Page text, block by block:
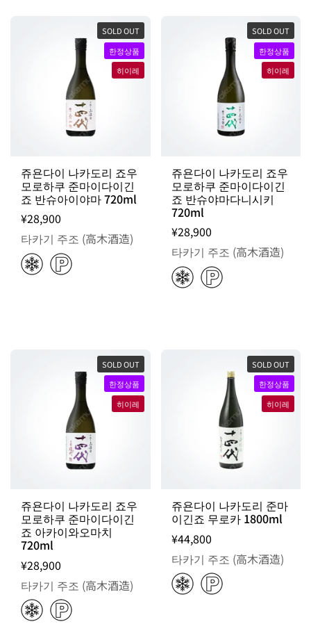
쥬욘다이 나카도리 죠우
모로하쿠 준마이다이긴
죠 반슈아이야마 720ml
¥28,900
타카기 주조 (高木酒造)
SOLD OUT
한정상품
히이레
쥬욘다이 나카도리 죠우
모로하쿠 준마이다이긴
죠 반슈야마다니시키
720ml
¥28,900
타카기 주조 (高木酒造)
SOLD OUT
한정상품
히이레
쥬욘다이 나카도리 죠우
모로하쿠 준마이다이긴
죠 아카이와오마치
720ml
¥28,900
타카기 주조 (高木酒造)
SOLD OUT
한정상품
히이레
쥬욘다이 나카도리 준마
이긴죠 무로카 1800ml
¥44,800
타카기 주조 (高木酒造)
SOLD OUT
한정상품
히이레